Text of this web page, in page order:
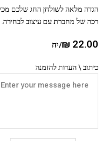
₪ 22.00 /יח
כיתוב \ הערות להזמנה
רכה של מחברת עם עיצוב לבחירה.